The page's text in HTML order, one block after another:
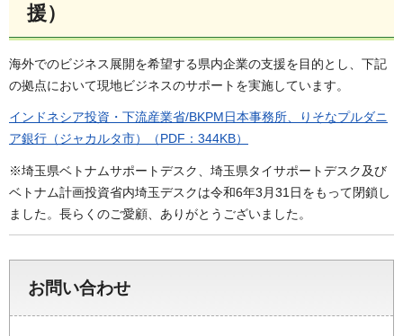
援）
海外でのビジネス展開を希望する県内企業の支援を目的とし、下記
の拠点において現地ビジネスのサポートを実施しています。
インドネシア投資・下流産業省/BKPM日本事務所、りそなプルダニ
ア銀行（ジャカルタ市）（PDF：344KB）
※埼玉県ベトナムサポートデスク、埼玉県タイサポートデスク及び
ベトナム計画投資省内埼玉デスクは令和6年3月31日をもって閉鎖し
ました。長らくのご愛顧、ありがとうございました。
お問い合わせ